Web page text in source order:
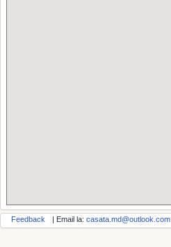
Feedback | Email la: casata.md@outlook.com